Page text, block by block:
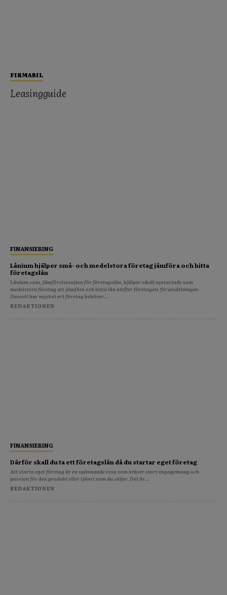
FINANSIERING
Lånium hjälper små- och medelstora företag jämföra och hitta
företagslån
Lånium.com, jämförelsesajten för företagslån, hjälper såväl nystartade som
medelstora företag att jämföra och hitta lån utefter företagets förutsättningar.
Oavsett hur mycket ert företag behöver...
REDAKTIONEN
FINANSIERING
Därför skall du ta ett företagslån då du startar eget företag
Att starta eget företag är en spännande resa som kräver stort engagemang och
passion för den produkt eller tjänst som du säljer. Det är...
REDAKTIONEN
FIRMABIL
Leasingguide